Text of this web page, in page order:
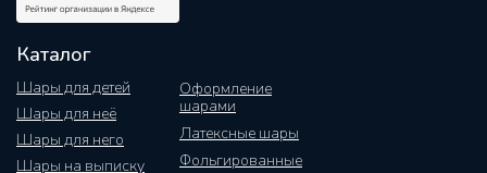
Каталог
Шары для детей
Шары для неё
Шары на выписку
Оформление
шарами
Латексные шары
Фольгированные
Шары для него